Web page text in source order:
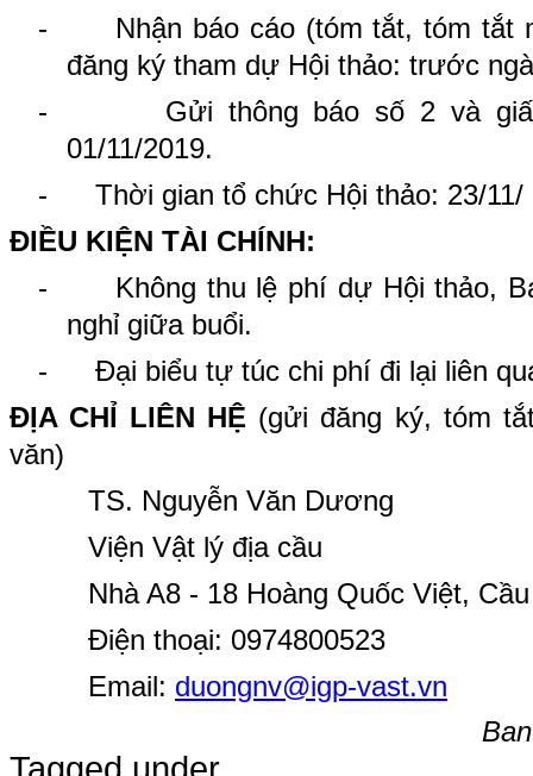
-
Nhận báo cáo (tóm tắt, tóm tắt
đăng ký tham dự Hội thảo: trước
-
Gửi thông báo số 2 và
01/11/2019.
-
Thời gian tổ chức Hội thảo: 23/11/
ĐIỀU KIỆN TÀI CHÍNH:
-
Không thu lệ phí dự Hội thảo,
nghỉ giữa buổi.
-
Đại biểu tự túc chi phí đi lại liên
ĐỊA CHỈ LIÊN HỆ (gửi đăng ký, tóm
văn)
TS. Nguyễn Văn Dương
Viện Vật lý địa cầu
Nhà A8 - 18 Hoàng Quốc Việt, Cầu
Điện thoại: 0974800523
Email: duongnv@igp-vast.vn